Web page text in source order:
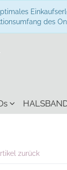
des
zurück